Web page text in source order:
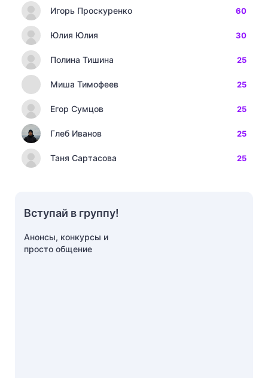
Игорь Проскуренко 60
Юлия Юлия 30
Полина Тишина 25
Миша Тимофеев 25
Егор Сумцов 25
Глеб Иванов 25
Таня Сартасова 25
Вступай в группу!
Анонсы, конкурсы и
просто общение